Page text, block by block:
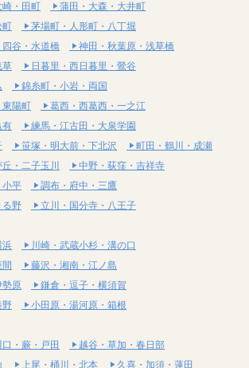
崎・田町
蒲田・大森・大井町
町
茅場町・人形町・八丁堀
谷・水道橋
神田・秋葉原・浅草橋
草
日暮里・西日暮里・鶯谷
錦糸町・小岩・両国
東陽町
葛西・西葛西・一之江
有
練馬・江古田・大泉学園
笹塚・明大前・下北沢
町田・鶴川・成瀬
・二子玉川
中野・荻窪・吉祥寺
小平
調布・府中・三鷹
る野
立川・国分寺・八王子
浜
川崎・武蔵小杉・溝の口
藤沢・湘南・江ノ島
勢原
鎌倉・逗子・横須賀
野
小田原・湯河原・箱根
口・蕨・戸田
越谷・草加・春日部
上尾・桶川・北本 久喜・加須・蓮田